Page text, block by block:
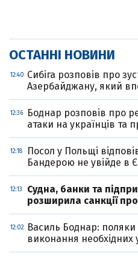
ОСТАННІ НОВИНИ
12:40 Сибіга розповів про
Азербайджану, який
12:36
Боднар розповів про
атаки на українців та
12:18
Посол у Польщі
Бандерою не увійде в
12:13
Судна, банки та
розширила санкції
12:02
Василь Боднар: поляки
виконання необхідних